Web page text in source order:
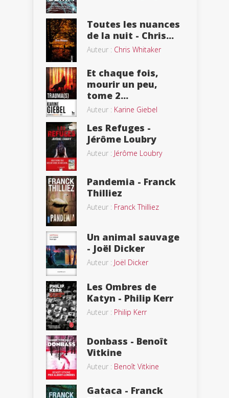
Toutes les nuances
de la nuit - Chris...
Auteur : Chris Whitaker
Et chaque fois,
mourir un peu,
tome 2...
Auteur : Karine Giebel
Les Refuges -
Jérôme Loubry
Auteur : Jérôme Loubry
Pandemia - Franck
Thilliez
Auteur : Franck Thilliez
Un animal sauvage
- Joël Dicker
Auteur : Joël Dicker
Les Ombres de
Katyn - Philip Kerr
Auteur : Philip Kerr
Donbass - Benoît
Vitkine
Auteur : Benoît Vitkine
Gataca - Franck